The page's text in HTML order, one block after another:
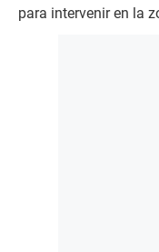
para intervenir en la